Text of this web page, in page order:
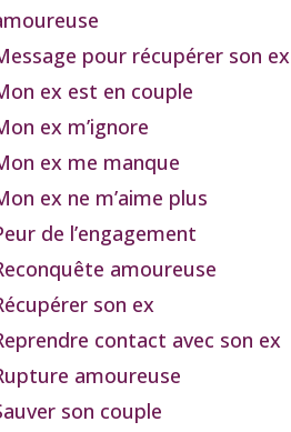
pour récupérer son ex
ex est en couple
ex m’ignore
ex me manque
ex ne m’aime plus
de l’engagement
amoureuse
son ex
contact avec son ex
amoureuse
son couple